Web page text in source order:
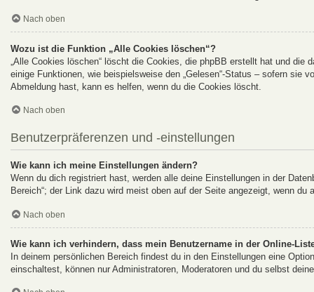
Nach oben
Wozu ist die Funktion „Alle Cookies löschen“?
„Alle Cookies löschen“ löscht die Cookies, die phpBB erstellt hat und
einige Funktionen, wie beispielsweise den „Gelesen“-Status – sofern sie
Abmeldung hast, kann es helfen, wenn du die Cookies löscht.
Nach oben
Benutzerpräferenzen und -einstellungen
Wie kann ich meine Einstellungen ändern?
Wenn du dich registriert hast, werden alle deine Einstellungen in der
Bereich“; der Link dazu wird meist oben auf der Seite angezeigt, wenn
Nach oben
Wie kann ich verhindern, dass mein Benutzername in der Online-
In deinem persönlichen Bereich findest du in den Einstellungen eine
einschaltest, können nur Administratoren, Moderatoren und du selbst